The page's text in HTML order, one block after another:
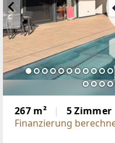
267 m² 5 Zimmer
Finanzierung